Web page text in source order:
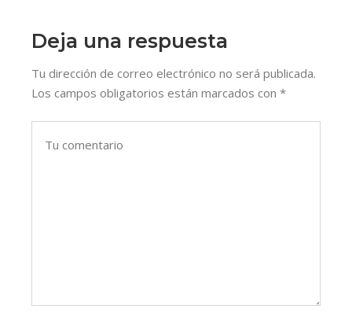
Deja una respuesta
Tu dirección de correo electrónico no será publicada.
Los campos obligatorios están marcados con*